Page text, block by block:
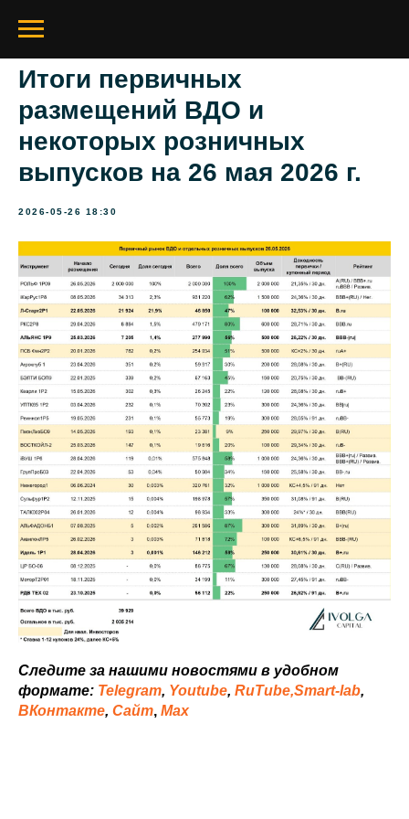
Итоги первичных
размещений ВДО и
некоторых розничных
выпусков на 26 мая 2026 г.
2026-05-26 18:30
Следите за нашими новостями в удобном
формате: Telegram, Youtube, RuTube,Smart-lab,
ВКонтакте, Сайт, Мах